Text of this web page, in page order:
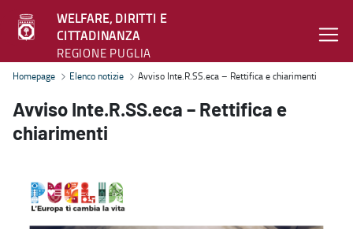
WELFARE, DIRITTI E
CITTADINANZA
REGIONE PUGLIA
Avviso Inte.R.SS.eca – Rettifica e chiarimenti - Welfare, diritti e
Homepage Elenco notizie Avviso Inte.R.SS.eca – Rettifica e chiarimenti
Avviso Inte.R.SS.eca – Rettifica e
chiarimenti